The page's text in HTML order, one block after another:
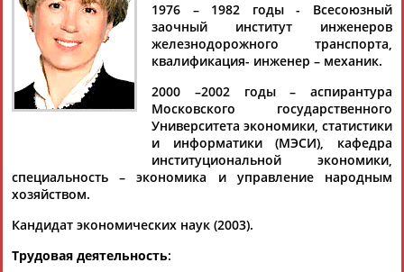
Дмитрий
АБАРЕНОВ
Тамилла
АБАСОВА
Рамазан
АБАЧАРАЕВ
Ростом
Флюра
АББАТЕ-
Татьяна
Акжана
АБДИКАРИМОВА
Артур
АБДРАХМАНОВ
1976 – 1982 годы - Всесоюзный
заочный институт инженеров
железнодорожного транспорта,
квалификация- инженер – механик.
2000 –2002 годы – аспирантура
Московского государственного
Университета экономики, статистики
и информатики (МЭСИ), кафедра
институциональной экономики,
специальность – экономика и управление народным
хозяйством.
Кандидат экономических наук (2003).
Трудовая деятельность: